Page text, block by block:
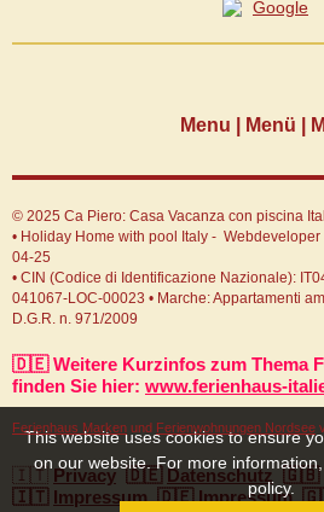
Menu | Menü |
© 2025 Ca Piero: Casa Vacanza con piscina
• Holiday Home with pool Italy -
04-25
• CIN (Codice di Identificazione Nazionale):
041067-LOC-00023 • Marche: Appartamenti
D.G.R. n. 971/2009
🇩🇪 Weitere Kurzinfos zum Thema
finden Sie hier: www.ferienhaus-
Ferienhaus Marken und Ferienwohnungen Nordsee
🇮🇹 Privacy 🇩🇪 Datenschutz 🇬🇧
🇮🇹
Impressum 🇩🇪Impressum
This website uses cookies to ensure
on our website. For more
policy.